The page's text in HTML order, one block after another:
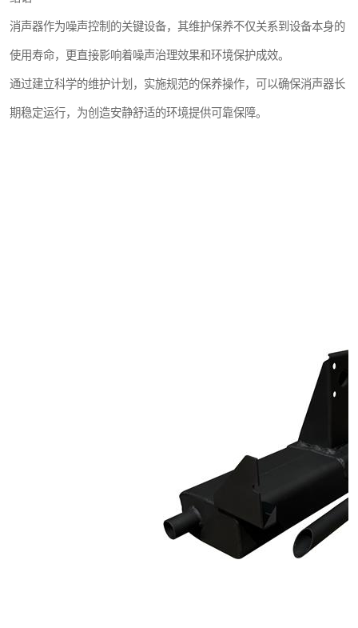
消声器作为噪声控制的关键设备，其维护保养不仅关系到设备本身的
使用寿命，更直接影响着噪声治理效果和环境保护成效。
通过建立科学的维护计划，实施规范的保养操作，可以确保消声器长
期稳定运行，为创造安静舒适的环境提供可靠保障。